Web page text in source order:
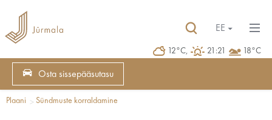
12°C, 21:21 18°C
EE
Osta sissepääsutasu
Plaani Sündmuste korraldamine